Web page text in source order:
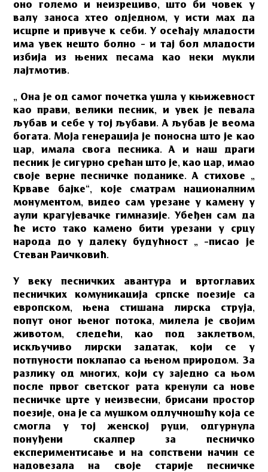
оно големо и неизрециво, што би човек у
валу заноса хтео одједном, у исти мах да
исцрпе и привуче к себи. У осећају младости
има увек нешто болно – и тај бол младости
избија из њених песама као неки мукли
лајтмотив.
„ Она је од самог почетка ушла у књижевност
као прави, велики песник, и увек је певала
љубав и себе у тој љубави. А љубав је веома
богата. Моја генерација је поносна што је као
цар, имала свога песника. А и наш драги
песник је сигурно срећан што је, као цар, имао
своје верне песничке поданике. А стихове „
Крваве бајке“, које сматрам националним
монументом, видео сам урезане у камену у
аули крагујевачке гимназије. Убеђен сам да
ће исто тако камено бити урезани у срцу
народа до у далеку будућност „ –писао је
Стеван Раичковић.
У веку песничких авантура и вртоглавих
песничких комуникација српске поезије са
европском, њена стишана лирска струја,
попут оног њеног потока, милела је својим
животом, следећи, као под заклетвом,
искључиво лирски задатак, који се у
потпуности поклапао са њеном природом. За
разлику од многих, који су заједно са њом
после првог светског рата кренули са нове
песничке црте у неизвесни, брисани простор
поезије, она је са мушком одлучношћу која се
смогла у тој женској руци, одгурнула
понуђени скалпер за песничко
експериментисање и на сопствени начин се
надовезала на своје старије песничке